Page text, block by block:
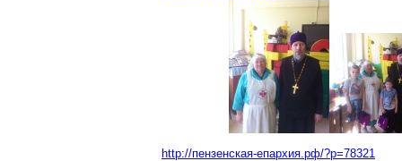
http://пензенская-епархия.рф/?p=78321